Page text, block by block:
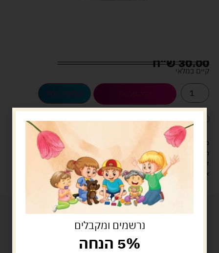
30.00ש"ח
קיים במלאי
הוספה לסל
לארוז את המוצר באריזת מתנה5.00 ש"ח ?
מעל 329 ש"ח, משלוח עם שליח עד הבית חינם! – 0 ₪
משלוח עם שליח עד הבית: 29 ש"ח
זמן אספקה: עד 4 ימי עסקים.
איסוף עצמי: מ"ביתר טויס" רחוב בניין דוד 18, ביתר עילית.
נרשמים ומקבלים
5% הנחה